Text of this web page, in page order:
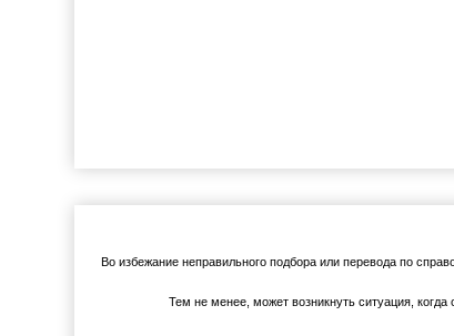
Во избежание неправильного подбора или перевода по
Тем не менее, может возникнуть ситуация,